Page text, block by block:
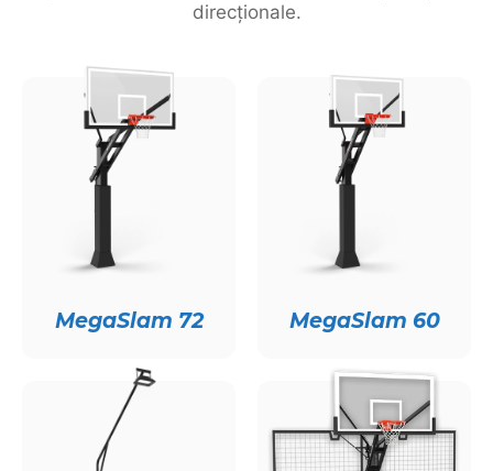
direcționale.
MegaSlam 72 MegaSlam 60